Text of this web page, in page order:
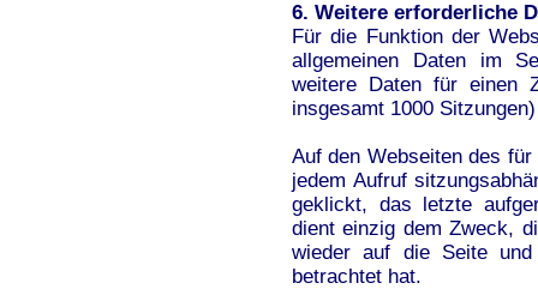
6. Weitere erforderliche
Für die Funktion der
allgemeinen Daten im
weitere Daten für einen
insgesamt 1000
Auf den Webseiten des
jedem Aufruf
geklickt, das letzte
dient einzig dem Zweck,
wieder auf die Seite
betrachtet hat.